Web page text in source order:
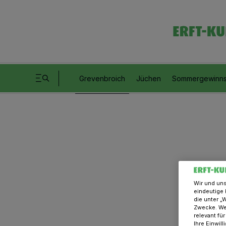
Grevenbroich Jüchen
Wir und
eindeutige
die unter
Zwecke.
relevant
Ihre